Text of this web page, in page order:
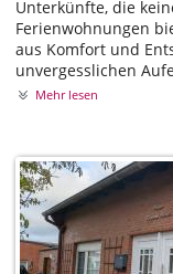
Unterkünfte, die
Ferienwohnungen
aus Komfort und
unvergesslichen
Mehr lesen